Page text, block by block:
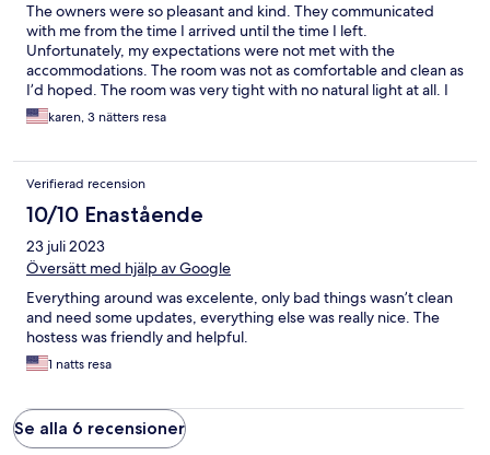
The owners were so pleasant and kind. They communicated
with me from the time I arrived until the time I left.
Unfortunately, my expectations were not met with the
accommodations. The room was not as comfortable and clean as
I’d hoped. The room was very tight with no natural light at all. I
wish I could write a more positive review because the owners
are really delightful people.
karen, 3 nätters resa
Verifierad recension
10/10 Enastående
23 juli 2023
Översätt med hjälp av Google
Everything around was excelente, only bad things wasn’t clean
and need some updates, everything else was really nice. The
hostess was friendly and helpful.
1 natts resa
Se alla 6 recensioner